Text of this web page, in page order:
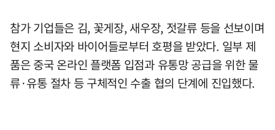
참가 기업들은 김, 꽃게장, 새우장, 젓갈류 등을 선보이며
현지 소비자와 바이어들로부터 호평을 받았다. 일부 제
품은 중국 온라인 플랫폼 입점과 유통망 공급을 위한 물
류·유통 절차 등 구체적인 수출 협의 단계에 진입했다.